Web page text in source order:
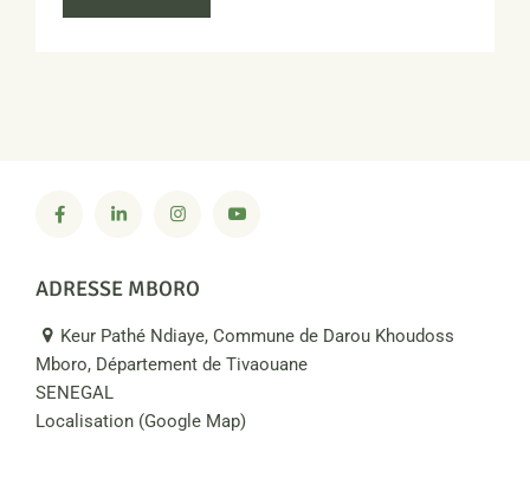
ADRESSE MBORO
Keur Pathé Ndiaye, Commune de Darou Khoudoss
Mboro, Département de Tivaouane
SENEGAL
Localisation (Google Map)